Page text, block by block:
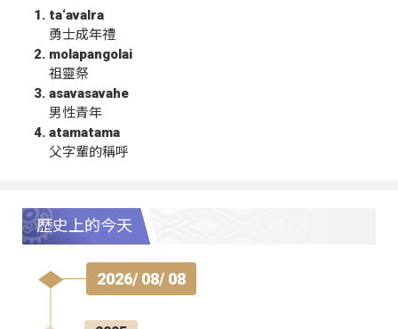
ta‘avalra
勇士成年禮
molapangolai
祖靈祭
asavasavahe
男性青年
atamatama
父字輩的稱呼
歷史上的今天
2026/ 08/ 08